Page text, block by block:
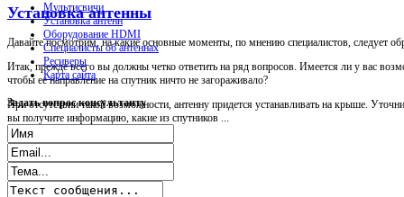
Установка антенны
Давайте посмотрим, на какие основные моменты, по мнению специалистов, следует
Итак, прежде всего вы должны четко ответить на ряд вопросов. Имеется ли у вас
чтобы ее направление на спутник ничто не загораживало?
При отсутствии такой возможности, антенну придется устанавливать на крыше.
вы получите информацию, какие из спутников ...
Мультисвичи
Установка антенн
Оборудование HDMI
Специалисты об антеннах
Ресиверы
Карта сайта
Задатьвопрос консультанту